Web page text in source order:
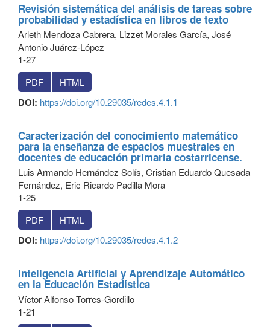
Revisión sistemática del análisis de tareas sobre
probabilidad y estadística en libros de texto
Arleth Mendoza Cabrera, Lizzet Morales García, José
Antonio Juárez-López
1-27
PDF
HTML
DOI: https://doi.org/10.29035/redes.4.1.1
Caracterización del conocimiento matemático
para la enseñanza de espacios muestrales en
docentes de educación primaria costarricense.
Luis Armando Hernández Solís, Cristian Eduardo Quesada
Fernández, Eric Ricardo Padilla Mora
1-25
PDF
HTML
DOI: https://doi.org/10.29035/redes.4.1.2
Inteligencia Artificial y Aprendizaje Automático
en la Educación Estadística
Víctor Alfonso Torres-Gordillo
1-21